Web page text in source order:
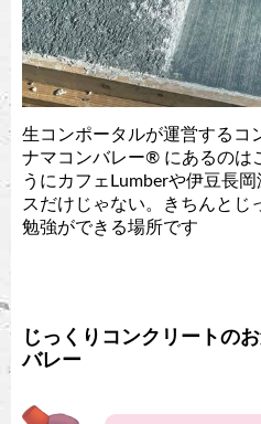
生コンポータルが運営するコ
ナマコンバレー®︎ にあるのは
うにカフェLumberや伊豆長
スだけじゃない。きちんとじ
勉強ができる場所です
じっくりコンクリートの
バレー